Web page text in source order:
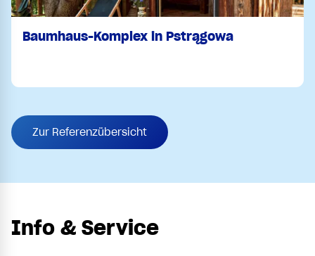
Baumhaus-Komplex in Pstrągowa
Zur Referenzübersicht
Info & Service